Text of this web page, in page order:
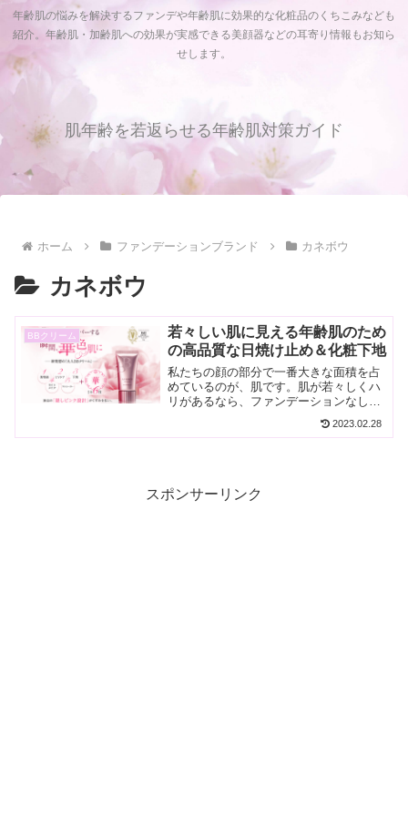
年齢肌の悩みを解決するファンデや年齢肌に効果的な化粧品のくちこみなども
紹介。年齢肌・加齢肌への効果が実感できる美顔器などの耳寄り情報もお知ら
せします。
肌年齢を若返らせる年齢肌対策ガイド
ホーム ファンデーションブランド カネボウ
カネボウ
BBクリーム
若々しい肌に見える年齢肌のため
の高品質な日焼け止め＆化粧下地
私たちの顔の部分で一番大きな面積を占
めているのが、肌です。肌が若々しくハ
リがあるなら、ファンデーションなしで
も、とっても美しいと思います。ところ
が年齢を重ねるといろいろな肌トラブル
2023.02.28
スポンサーリンク